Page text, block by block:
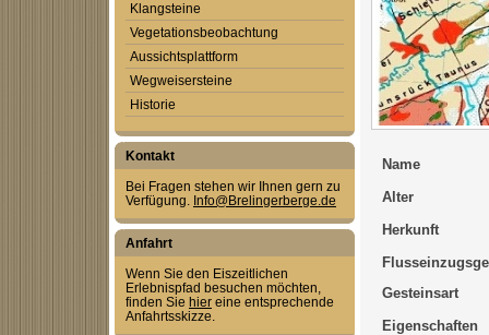
Name
Alter
Herkunft
Gesteinsart
Eigenschaften
Klangsteine
Vegetationsbeobachtung
Aussichtsplattform
Wegweisersteine
Historie
Kontakt
Bei Fragen stehen wir Ihnen gern zu
Verfügung. Info@Brelingerberge.de
Anfahrt
Wenn Sie den Eiszeitlichen
Erlebnispfad besuchen möchten,
finden Sie hier eine entsprechende
Anfahrtsskizze.